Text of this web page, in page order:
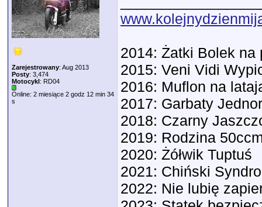
Zarejestrowany: Aug 2013
Posty: 3,474
Motocykl: RD04
Online: 2 miesiące 2 godz 12 min 34
s
2014: Żatki Bolek
2015: Veni Vidi
2016: Muflon na
2017: Garbaty
2018: Czarny
2019: Rodzina
2020: Żółwik Tuptuś
2021: Chiński
2022: Nie lubię